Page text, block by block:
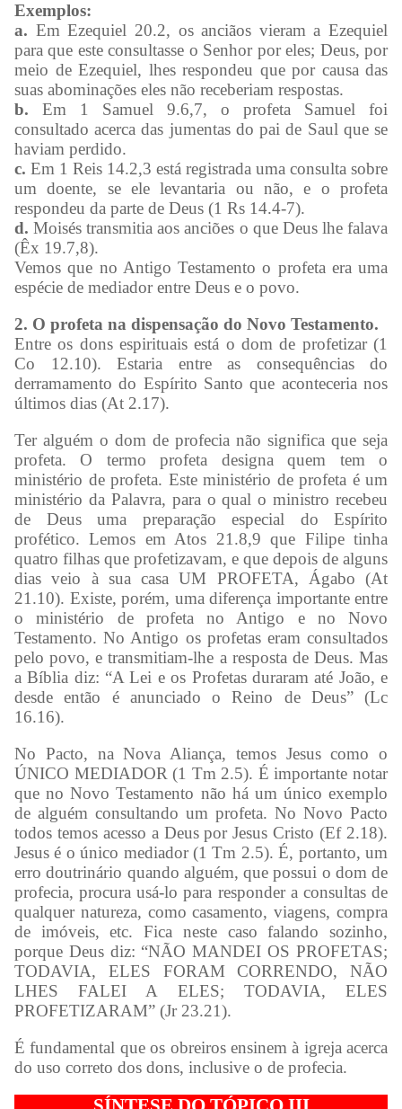
Exemplos:
a. Em Ezequiel 20.2, os anciãos vieram a Ezequiel
para que este consultasse o Senhor por eles; Deus, por
meio de Ezequiel, lhes respondeu que por causa das
suas abominações eles não receberiam respostas.
b. Em 1 Samuel 9.6,7, o profeta Samuel foi
consultado acerca das jumentas do pai de Saul que se
haviam perdido.
c. Em 1 Reis 14.2,3 está registrada uma consulta sobre
um doente, se ele levantaria ou não, e o profeta
respondeu da parte de Deus (1 Rs 14.4-7).
d. Moisés transmitia aos anciões o que Deus lhe falava
(Êx 19.7,8).
Vemos que no Antigo Testamento o profeta era uma
espécie de mediador entre Deus e o povo.
2. O profeta na dispensação do Novo Testamento.
Entre os dons espirituais está o dom de profetizar (1
Co 12.10). Estaria entre as consequências do
derramamento do Espírito Santo que aconteceria nos
últimos dias (At 2.17).
Ter alguém o dom de profecia não significa que seja
profeta. O termo profeta designa quem tem o
ministério de profeta. Este ministério de profeta é um
ministério da Palavra, para o qual o ministro recebeu
de Deus uma preparação especial do Espírito
profético. Lemos em Atos 21.8,9 que Filipe tinha
quatro filhas que profetizavam, e que depois de alguns
dias veio à sua casa UM PROFETA, Ágabo (At
21.10). Existe, porém, uma diferença importante entre
o ministério de profeta no Antigo e no Novo
Testamento. No Antigo os profetas eram consultados
pelo povo, e transmitiam-lhe a resposta de Deus. Mas
a Bíblia diz: “A Lei e os Profetas duraram até João, e
desde então é anunciado o Reino de Deus” (Lc
16.16).
No Pacto, na Nova Aliança, temos Jesus como o
ÚNICO MEDIADOR (1 Tm 2.5). É importante notar
que no Novo Testamento não há um único exemplo
de alguém consultando um profeta. No Novo Pacto
todos temos acesso a Deus por Jesus Cristo (Ef 2.18).
Jesus é o único mediador (1 Tm 2.5). É, portanto, um
erro doutrinário quando alguém, que possui o dom de
profecia, procura usá-lo para responder a consultas de
qualquer natureza, como casamento, viagens, compra
de imóveis, etc. Fica neste caso falando sozinho,
porque Deus diz: “NÃO MANDEI OS PROFETAS;
TODAVIA, ELES FORAM CORRENDO, NÃO
LHES FALEI A ELES; TODAVIA, ELES
PROFETIZARAM” (Jr 23.21).
É fundamental que os obreiros ensinem à igreja acerca
do uso correto dos dons, inclusive o de profecia.